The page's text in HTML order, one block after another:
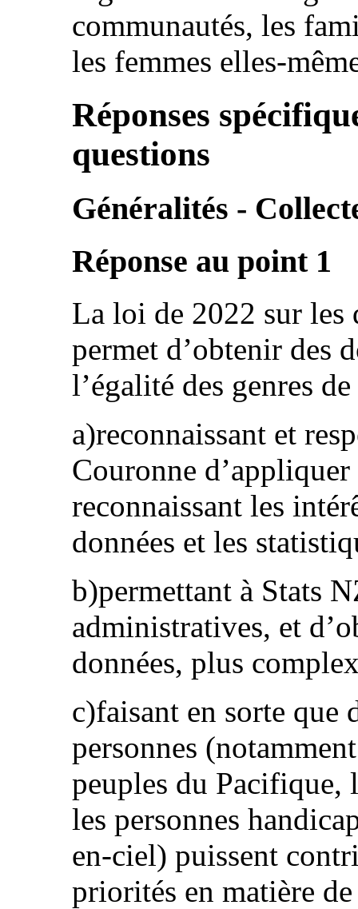
communautés, les
les femmes elles-
Réponses
questions
Généralités -
Réponse au point 1
La loi de 2022 sur les
permet d’obtenir des
l’égalité des genres
a)reconnaissant et
Couronne
reconnaissant les
données et les
b)permettant à Stats
administratives, et
données, plus
c)faisant en sorte que
personnes
peuples du Pacifique,
les personnes
en-ciel) puissent
priorités en matière